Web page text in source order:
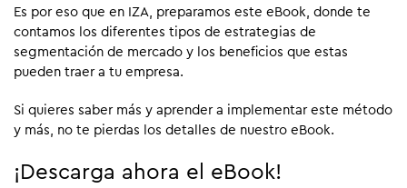
Es por eso que en IZA, preparamos este eBook, donde te
contamos los diferentes tipos de estrategias de
segmentación de mercado y los beneficios que estas
pueden traer a tu empresa.
Si quieres saber más y aprender a implementar este método
y más, no te pierdas los detalles de nuestro eBook.
¡Descarga ahora el eBook!